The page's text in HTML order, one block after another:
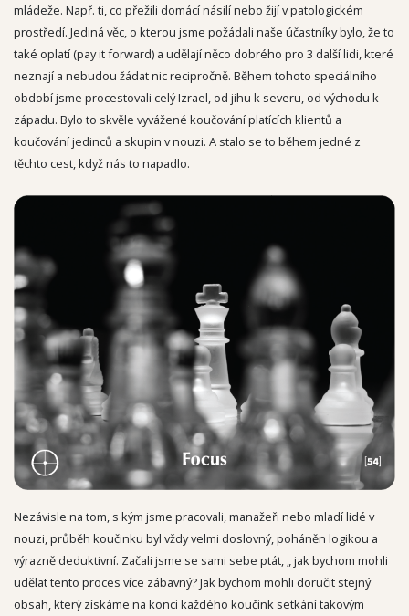
mládeže. Např. ti, co přežili domácí násilí nebo žijí v patologickém
prostředí. Jediná věc, o kterou jsme požádali naše účastníky bylo, že to
také oplatí (pay it forward) a udělají něco dobrého pro 3 další lidi, které
neznají a nebudou žádat nic recipročně. Během tohoto speciálního
období jsme procestovali celý Izrael, od jihu k severu, od východu k
západu. Bylo to skvěle vyvážené koučování platících klientů a
koučování jedinců a skupin v nouzi. A stalo se to během jedné z
těchto cest, když nás to napadlo.
Nezávisle na tom, s kým jsme pracovali, manažeři nebo mladí lidé v
nouzi, průběh koučinku byl vždy velmi doslovný, poháněn logikou a
výrazně deduktivní. Začali jsme se sami sebe ptát, „ jak bychom mohli
udělat tento proces více zábavný? Jak bychom mohli doručit stejný
obsah, který získáme na konci každého koučink setkání takovým